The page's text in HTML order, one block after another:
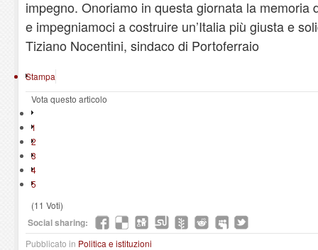
impegno. Onoriamo in questa giornata la memoria
e impegniamoci a costruire un’Italia più giusta e
Tiziano Nocentini, sindaco di Portoferraio
Stampa
Vota questo articolo
1
2
3
4
5
(11 Voti)
Social sharing:
Pubblicato in Politica e istituzioni